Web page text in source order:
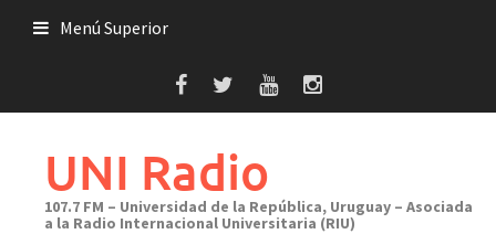
Menú Superior
UNI Radio
107.7 FM – Universidad de la República, Uruguay – Asociada
a la Radio Internacional Universitaria (RIU)